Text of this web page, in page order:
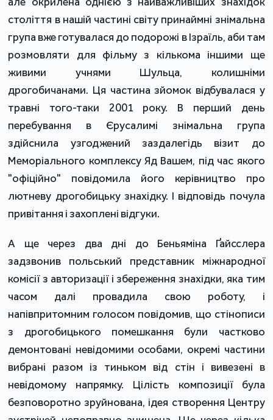
століття в нашій частині світу принаймні знімальна
група вже готувалася до подорожі в Ізраїль, аби там
розмовляти для фільму з кількома іншими ще
живими учнями Шульца, колишніми
дрогобичанами. Ця частина зйомок відбувалася у
травні того-таки 2001 року. В перший день
перебування в Єрусалимі знімальна група
здійснила узгоджений заздалегідь візит до
Меморіального комплексу Яд Вашем, під час якого
"офіційно" повідомила його керівництво про
лютневу дрогобицьку знахідку. І відповідь почула
привітання і захоплені відгуки.
А ще через два дні до Беньяміна Ґайсслера
задзвонив польський представник міжнародної
комісії з авторизації і збереження знахідки, яка тим
часом далі провадила свою роботу, і
напівпритомним голосом повідомив, що стінописи
з дрогобицького помешкання були частково
демонтовані невідомими особами, окремі частини
вибрані разом із тиньком від стін і вивезені в
невідомому напрямку. Цілість композиції була
безповоротно зруйнована, ідея створення Центру